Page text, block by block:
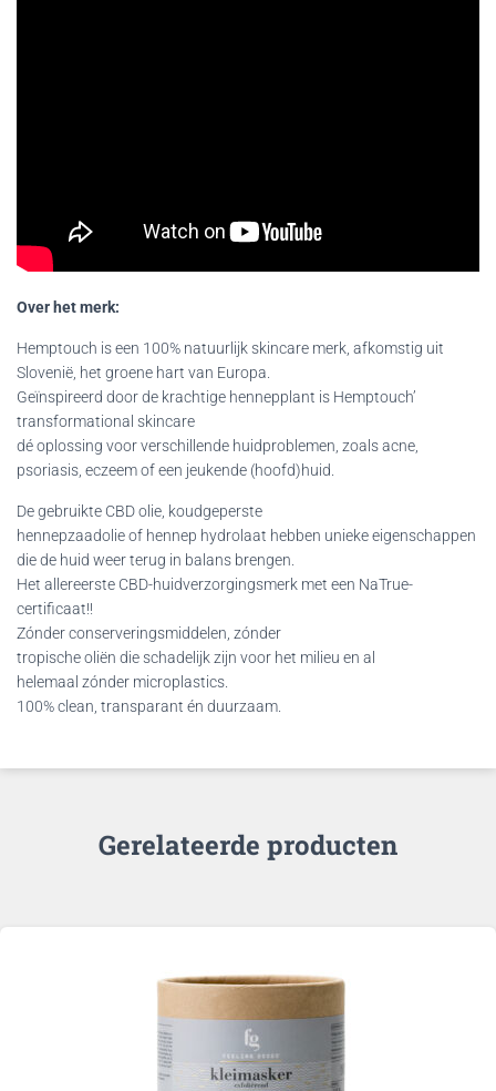
Over het merk:
Hemptouch is een 100% natuurlijk skincare merk, afkomstig uit
Slovenië, het groene hart van Europa.
Geïnspireerd door de krachtige hennepplant is Hemptouch’
transformational skincare
dé oplossing voor verschillende huidproblemen, zoals acne,
psoriasis, eczeem of een jeukende (hoofd)huid.
De gebruikte CBD olie, koudgeperste
hennepzaadolie of hennep hydrolaat hebben unieke eigenschappen
die de huid weer terug in balans brengen.
Het allereerste CBD-huidverzorgingsmerk met een NaTrue-
certificaat!!
Zónder conserveringsmiddelen, zónder
tropische oliën die schadelijk zijn voor het milieu en al
helemaal zónder microplastics.
100% clean, transparant én duurzaam.
Gerelateerde producten